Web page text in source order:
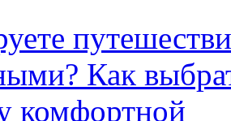
Как
комфортной